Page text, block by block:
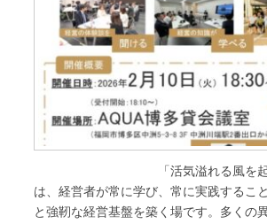
「活気溢れる風を起こす
は、経営者が常に学び、常に実践するこ
と強靭な経営基盤を築く場です。多くの